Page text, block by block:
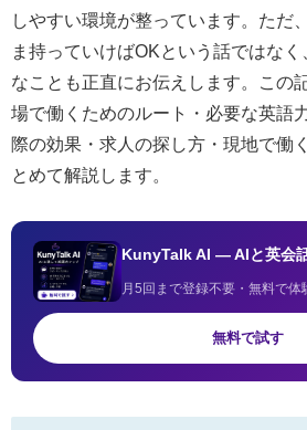
しやすい環境が整っています。ただ
ま持っていけばOKという話ではな
なことも正直にお伝えします。この
場で働くためのルート・必要な英語
際の効果・求人の探し方・現地で働
とめて解説します。
KunyTalk AI — AIと英会
月5回まで登録不要・無料で体
無料で試す